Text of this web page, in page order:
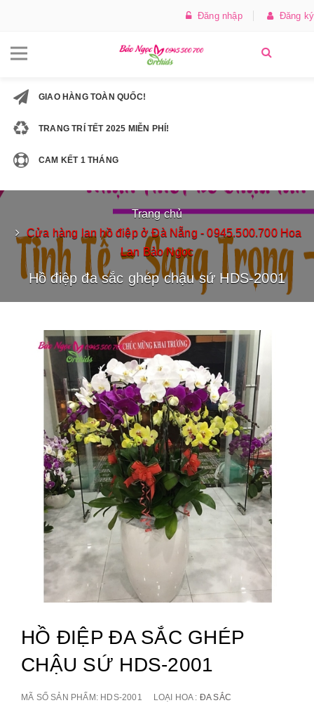
Đăng nhập Đăng ký
GIAO HÀNG TOÀN QUỐC!
TRANG TRÍ TẾT 2025 MIỄN PHÍ!
CAM KẾT 1 THÁNG
Trang chủ
Cửa hàng lan hồ điệp ở Đà Nẵng - 0945.500.700 Hoa
Lan Bảo Ngọc
Hồ điệp đa sắc ghép chậu sứ HDS-2001
HỒ ĐIỆP ĐA SẮC GHÉP
CHẬU SỨ HDS-2001
MÃ SỐ SẢN PHẨM: HDS-2001 LOẠI HOA : ĐA SẮC